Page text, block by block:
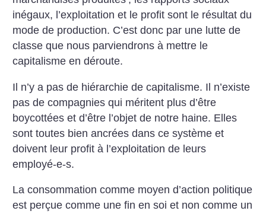
inégaux, l’exploitation et le profit sont le résultat du
mode de production. C’est donc par une lutte de
classe que nous parviendrons à mettre le
capitalisme en déroute.
Il n’y a pas de hiérarchie de capitalisme. Il n’existe
pas de compagnies qui méritent plus d’être
boycottées et d’être l’objet de notre haine. Elles
sont toutes bien ancrées dans ce système et
doivent leur profit à l’exploitation de leurs
employé-e-s.
La consommation comme moyen d’action politique
est perçue comme une fin en soi et non comme un